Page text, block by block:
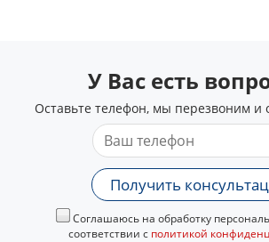
У Вас есть
Оставьте телефон, мы перезвоним и
Получить
Соглашаюсь на обработку
соответствии с политикой